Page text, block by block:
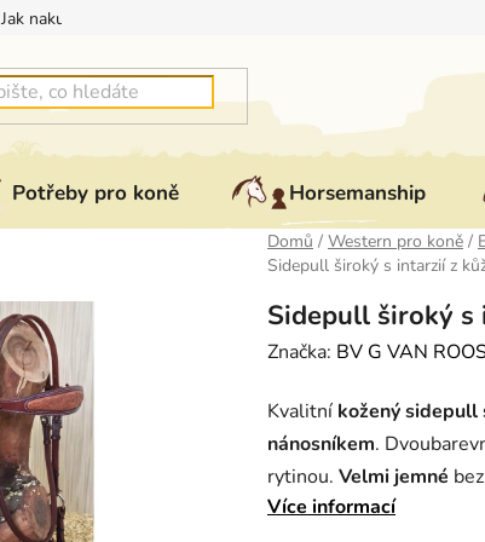
Jak nakupovat
Potřeby pro koně Horsemanship
Domů / Western pro koně /
Sidepull široký s intarzií z
Sidepull široký s
Značka: BV G VAN
Kvalitní kožený sidepull
nánosníkem.
rytinou. Velmi jemné
Velikost QH.
Více informací